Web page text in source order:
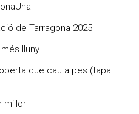
de Tarragona 2025
lluny
que cau a pes (tapa
millor